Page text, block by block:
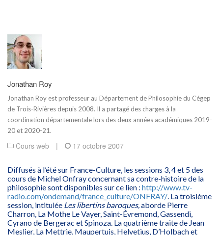
Jonathan Roy
Jonathan Roy estprofesseur au Département de Philosophie du Cégep
de Trois-Rivières depuis 2008. Il a partagé des charges à la
coordination départementale lors des deux années académiques 2019-
20 et 2020-21.
Cours web | 17 octobre 2007
Diffusés à l’été sur France-Culture, les sessions 3, 4 et 5 des
cours de Michel Onfray concernant sa contre-histoire de la
philosophie sont disponibles sur ce lien : http://www.tv-
radio.com/ondemand/france_culture/ONFRAY/. La troisième
session, intitulée Les libertins baroques,aborde Pierre
Charron, La Mothe Le Vayer, Saint-Évremond, Gassendi,
Cyrano de Bergerac et Spinoza. La quatrièmetraite de Jean
Meslier, La Mettrie, Maupertuis, Helvetius, D’Holbach et